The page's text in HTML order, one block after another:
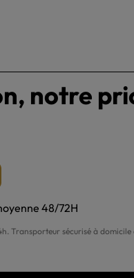
notre
48/72H
Transporteur sécurisé à domicile